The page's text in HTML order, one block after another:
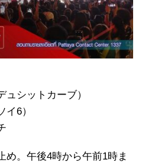
ュシットカーブ）
イ6）
め。午後4時から午前1時ま